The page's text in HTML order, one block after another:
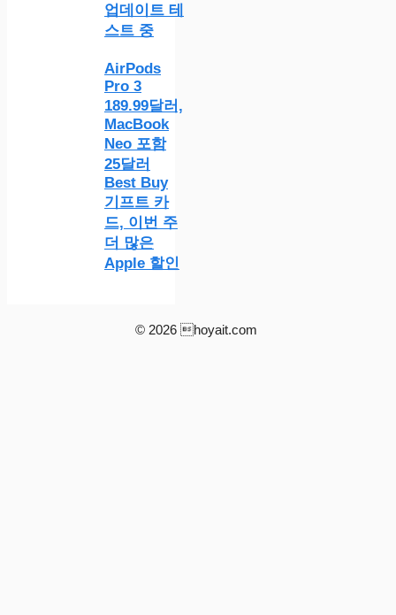
업데이트 테
스트 중
AirPods
Pro 3
189.99달러,
MacBook
Neo 포함
25달러
Best Buy
기프트 카
드, 이번 주
더 많은
Apple 할인
© 2026 hoyait.com